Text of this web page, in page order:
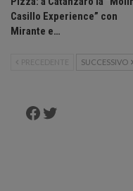
Casillo Experience” con
Mirante e…
PRECEDENTE SUCCESSIVO
Facebook
Twitter